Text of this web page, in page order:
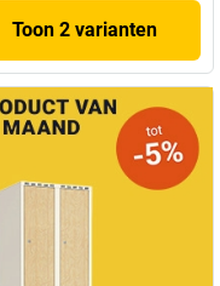
Toon 2 varianten